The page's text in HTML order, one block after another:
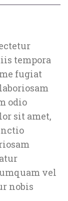
tempora
fugiat
odio
sit amet,
vel
nobis